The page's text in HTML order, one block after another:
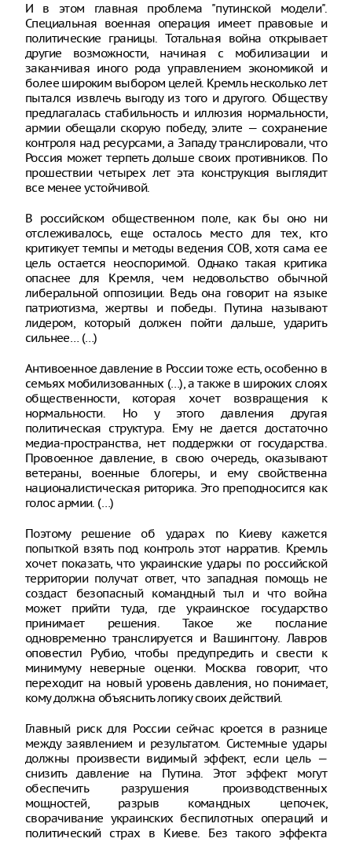
И в этом главная проблема "путинской модели".
Специальная военная операция имеет правовые и
политические границы. Тотальная война открывает
другие возможности, начиная с мобилизации и
заканчивая иного рода управлением экономикой и
более широким выбором целей. Кремль несколько лет
пытался извлечь выгоду из того и другого. Обществу
предлагалась стабильность и иллюзия нормальности,
армии обещали скорую победу, элите — сохранение
контроля над ресурсами, а Западу транслировали, что
Россия может терпеть дольше своих противников. По
прошествии четырех лет эта конструкция выглядит
все менее устойчивой.
В российском общественном поле, как бы оно ни
отслеживалось, еще осталось место для тех, кто
критикует темпы и методы ведения СОВ, хотя сама ее
цель остается неоспоримой. Однако такая критика
опаснее для Кремля, чем недовольство обычной
либеральной оппозиции. Ведь она говорит на языке
патриотизма, жертвы и победы. Путина называют
лидером, который должен пойти дальше, ударить
сильнее… (…)
Антивоенное давление в России тоже есть, особенно в
семьях мобилизованных (…), а также в широких слоях
общественности, которая хочет возвращения к
нормальности. Но у этого давления другая
политическая структура. Ему не дается достаточно
медиа-пространства, нет поддержки от государства.
Провоенное давление, в свою очередь, оказывают
ветераны, военные блогеры, и ему свойственна
националистическая риторика. Это преподносится как
голос армии. (…)
Поэтому решение об ударах по Киеву кажется
попыткой взять под контроль этот нарратив. Кремль
хочет показать, что украинские удары по российской
территории получат ответ, что западная помощь не
создаст безопасный командный тыл и что война
может прийти туда, где украинское государство
принимает решения. Такое же послание
одновременно транслируется и Вашингтону. Лавров
оповестил Рубио, чтобы предупредить и свести к
минимуму неверные оценки. Москва говорит, что
переходит на новый уровень давления, но понимает,
кому должна объяснить логику своих действий.
Главный риск для России сейчас кроется в разнице
между заявлением и результатом. Системные удары
должны произвести видимый эффект, если цель —
снизить давление на Путина. Этот эффект могут
обеспечить разрушения производственных
мощностей, разрыв командных цепочек,
сворачивание украинских беспилотных операций и
политический страх в Киеве. Без такого эффекта